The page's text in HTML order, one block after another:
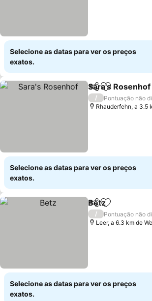
Selecione as datas para ver os preços
exatos.
PartilharAdicionar
Sara's Rosenhof
/
Pontuação não
Rhauderfehn, a 3.5
Selecione as datas para ver os preços
exatos.
PartilharAdicionar
Betz
/
Pontuação não
Leer, a 6.3 km de
Selecione as datas para ver os preços
exatos.